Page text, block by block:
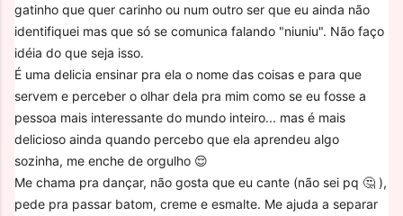
gatinho que quer carinho ou num outro ser que eu ainda não
identifiquei mas que só se comunica falando "niuniu". Não faço
idéia do que seja isso.
É uma delicia ensinar pra ela o nome das coisas e para que
servem e perceber o olhar dela pra mim como se eu fosse a
pessoa mais interessante do mundo inteiro... mas é mais
delicioso ainda quando percebo que ela aprendeu algo
sozinha, me enche de orgulho 😌
Me chama pra dançar, não gosta que eu cante (não sei pq 🤔 ),
pede pra passar batom, creme e esmalte. Me ajuda a separar